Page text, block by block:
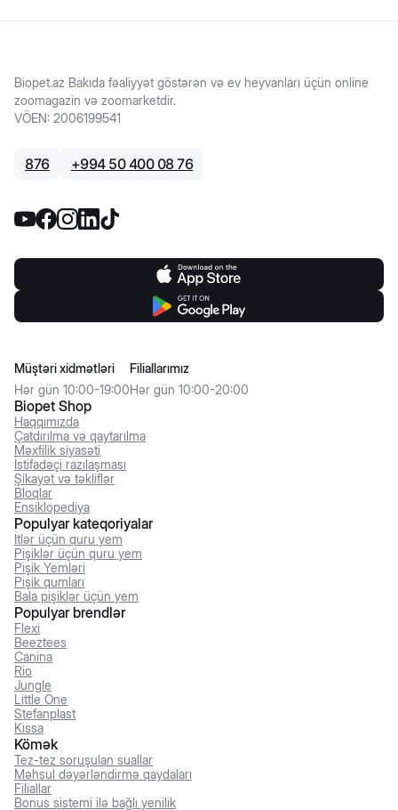
Biopet.az Bakıda fəaliyyət göstərən və ev heyvanları üçün online
zoomagazin və zoomarketdir.
VÖEN: 2006199541
876 +994 50 400 08 76
Biopet Shop
Haqqımızda
Çatdırılma və qaytarılma
Məxfilik siyasəti
İstifadəçi razılaşması
Şikayət və təkliflər
Bloqlar
Ensiklopediya
Müştəri xidmətləri
Hər gün 10:00-19:00
Filiallarımız
Hər gün 10:00-20:00
Populyar kateqoriyalar
İtlər üçün quru yem
Pişiklər üçün quru yem
Pişik Yemləri
Pişik qumları
Bala pişiklər üçün yem
Populyar brendlər
Flexi
Beeztees
Canina
Rio
Jungle
Little One
Stefanplast
Kissa
Kömək
Tez-tez soruşulan suallar
Məhsul dəyərləndirmə qaydaları
Filiallar
Bonus sistemi ilə bağlı yenilik